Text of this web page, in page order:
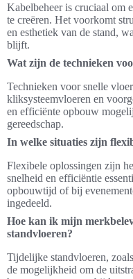
Kabelbeheer is cruciaal om
te creëren. Het voorkomt
en esthetiek van de stand,
blijft.
Wat zijn de technieken
Technieken voor snelle
kliksysteemvloeren en
en efficiënte opbouw
gereedschap.
In welke situaties zijn
Flexibele oplossingen zijn
snelheid en efficiëntie
opbouwtijd of bij
ingedeeld.
Hoe kan ik mijn
standvloeren?
Tijdelijke standvloeren,
de mogelijkheid om de